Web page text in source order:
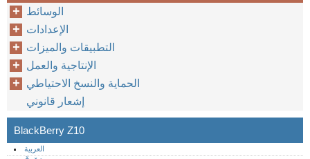
الوسائط
الإعدادات
التطبيقات والميزات
الإنتاجية والعمل
الحماية والنسخ الاحتياطي
إشعار قانوني
BlackBerry Z10
العربية